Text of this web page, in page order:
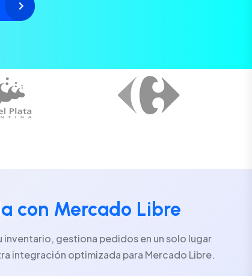
con Mercado Libre
gestiona pedidos en un solo lugar
integración optimizada para Mercado Libre.